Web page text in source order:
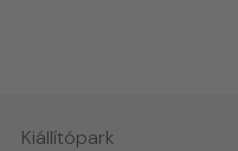
Kiállítópark